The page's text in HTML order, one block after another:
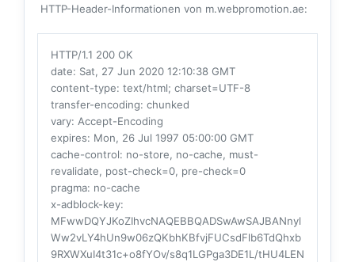
HTTP-Header-Informationen von m.webpromotion.ae:
HTTP/1.1 200 OK
date: Sat, 27 Jun 2020 12:10:38 GMT
content-type: text/html; charset=UTF-8
transfer-encoding: chunked
vary: Accept-Encoding
expires: Mon, 26 Jul 1997 05:00:00 GMT
cache-control: no-store, no-cache, must-
revalidate, post-check=0, pre-check=0
pragma: no-cache
x-adblock-key:
MFwwDQYJKoZIhvcNAQEBBQADSwAwSAJBANnyl
Ww2vLY4hUn9w06zQKbhKBfvjFUCsdFlb6TdQhxb
9RXWXuI4t31c+o8fYOv/s8q1LGPga3DE1L/tHU4LEN